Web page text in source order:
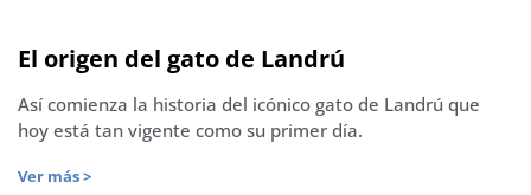
El origen del gato de Landrú
Así comienza la historia del icónico gato de Landrú que
hoy está tan vigente como su primer día.
Ver más >